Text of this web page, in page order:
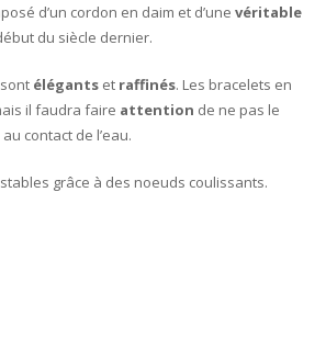
d’un cordon en daim et d’une véritable
du siècle dernier.
élégants et raffinés. Les bracelets en
il faudra faire attention de ne pas le
contact de l’eau.
grâce à des noeuds coulissants.